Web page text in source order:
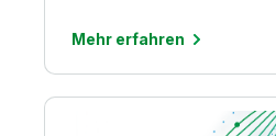
Mehr erfahren